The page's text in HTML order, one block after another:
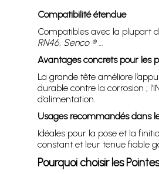
Compatibilité étendue
Compatibles avec la plupart
RN46, Senco ®…
Avantages concrets pour les
La grande tête améliore
durable contre la corrosion ;
d’alimentation.
Usages recommandés dans
Idéales pour la pose et la
constant et leur tenue fiable
Pourquoi choisir les